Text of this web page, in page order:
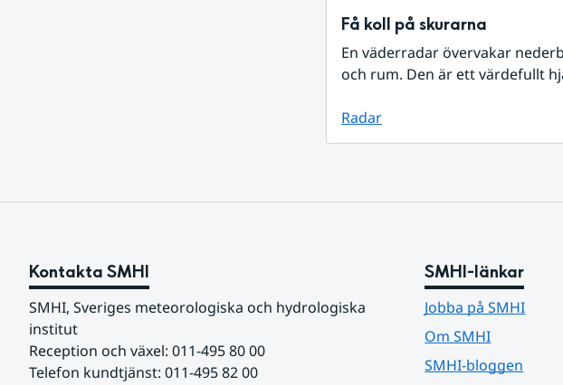
Få koll på skurarna
En väderradar övervakar
och rum. Den är ett värdefullt
Radar
Kontakta SMHI
SMHI, Sveriges meteorologiska och hydrologiska
institut
Reception och växel: 011-495 80 00
Telefon kundtjänst: 011-495 82 00
SMHI-länkar
Jobba på SMHI
Om SMHI
SMHI-bloggen